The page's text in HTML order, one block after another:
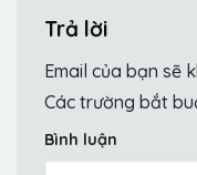
Trả lời
Email của bạn sẽ
Các trường bắt
Bình luận